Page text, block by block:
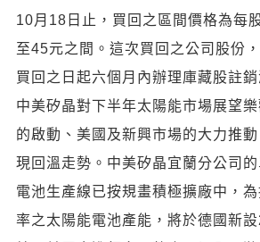
10月18日止，買回之區間價格為每
至45元之間。這次買回之公司股份
買回之日起六個月內辦理庫藏股註銷
中美矽晶對下半年太陽能市場展望
的啟動、美國及新興市場的大力推
現回溫走勢。中美矽晶宜蘭分公司
電池生產線已按規畫積極擴廠中，
率之太陽能電池產能，將於德國新